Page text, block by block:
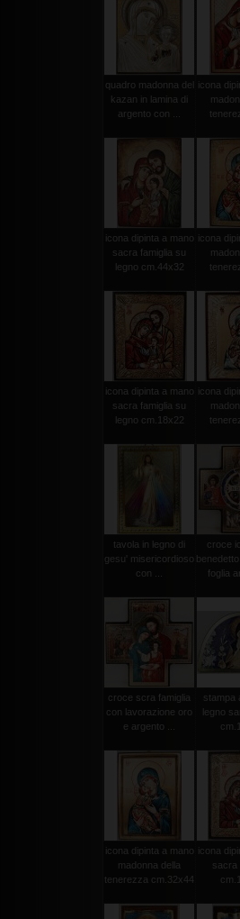
quadro madonna del
kazan in lamina di
argento con ...
icona
icona dipinta a mano
sacra famiglia su
legno cm.44x32
icona
icona dipinta a mano
sacra famiglia su
legno cm.18x22
icona
tavola in legno di
gesu' misericordioso
con ...
croce
foglia
croce scra famiglia
con lavorazione oro
e argento ...
stampa
legno
icona dipinta a mano
madonna della
tenerezza cm.32x44
icona
sacra